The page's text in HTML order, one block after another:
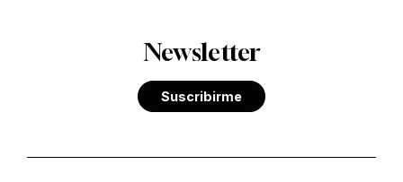
Newsletter
Suscribirme